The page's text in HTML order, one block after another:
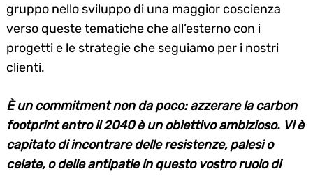
gruppo nello sviluppo di una maggior coscienza
verso queste tematiche che all’esterno con i
progetti e le strategie che seguiamo per i nostri
clienti.
È un commitment non da poco: azzerare la carbon
footprint entro il 2040 è un obiettivo ambizioso. Vi è
capitato di incontrare delle resistenze, palesi o
celate, o delle antipatie in questo vostro ruolo di